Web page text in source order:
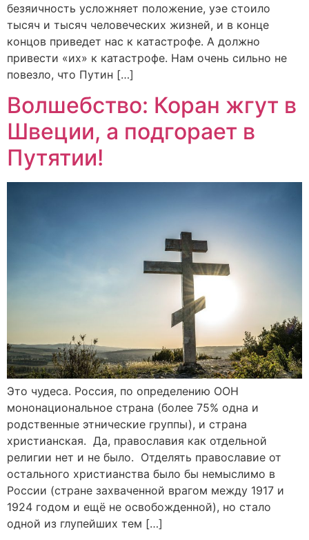
безяичность усложняет положение, уэе стоило
тысяч и тысяч человеческих жизней, и в конце
концов приведет нас к катастрофе. А должно
привести «их» к катастрофе. Нам очень сильно не
повезло, что Путин […]
Волшебство: Коран жгут в
Швеции, а подгорает в
Путятии!
Это чудеса. Россия, по определению ООН
мононациональное страна (более 75% одна и
родственные этнические группы), и страна
христианская. Да, православия как отдельной
религии нет и не было. Отделять православие от
остального христианства было бы немыслимо в
России (стране захваченной врагом между 1917 и
1924 годом и ещё не освобожденной), но стало
одной из глупейших тем […]